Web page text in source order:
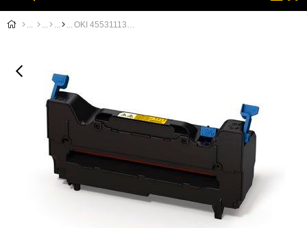
OKI 45531113 FIRINLAMA ÜNİTESİ (FUSER) C911, C931..